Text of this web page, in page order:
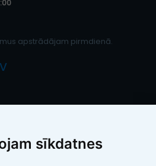
sīkdatnes
apstrādājam pirmdienā.
33, Rīga, LV-1005